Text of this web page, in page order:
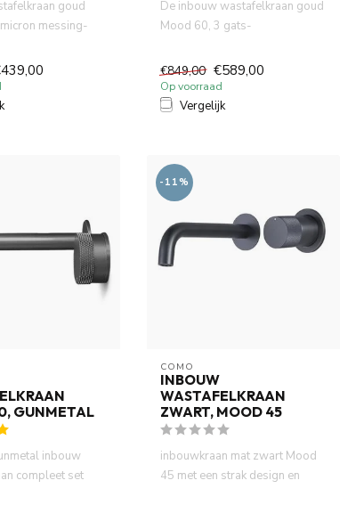
goud
messing-
De inbouw wastafelkraan goud
Mood 60, 3 gats-
volled...
€849,00 €589,00
Op voorraad
Vergelijk
GUNMETAL
inbouw
compleet set
-11%
COMO
INBOUW
WASTAFELKRAAN
ZWART, MOOD 45
inbouwkraan mat zwart Mood
45 met een strak design en